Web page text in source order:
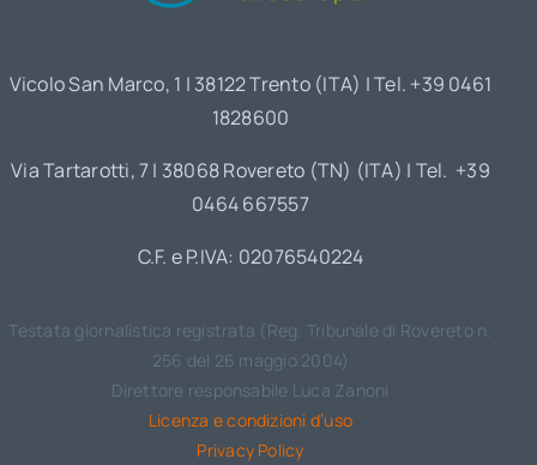
Vicolo San Marco, 1 | 38122 Trento (ITA) | Tel. +39 0461
1828600
Via Tartarotti, 7 | 38068 Rovereto (TN) (ITA) | Tel. +39
0464 667557
C.F. e P.IVA: 02076540224
Testata giornalistica registrata (Reg. Tribunale di Rovereto n.
256 del 26 maggio 2004)
Direttore responsabile Luca Zanoni
Licenza e condizioni d’uso
Privacy Policy